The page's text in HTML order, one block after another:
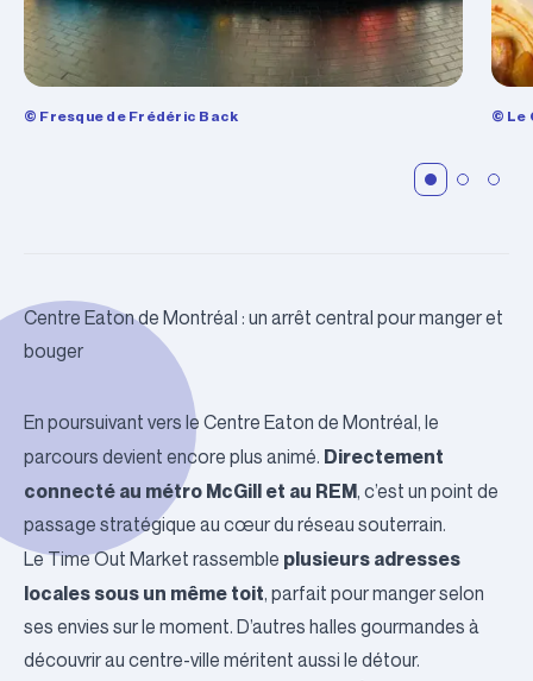
© Fresque de Frédéric Back © Le
Centre Eaton de Montréal : un arrêt central pour manger et
bouger
En poursuivant vers le Centre Eaton de Montréal, le
parcours devient encore plus animé. Directement
connecté au métro McGill et au REM, c’est un point de
passage stratégique au cœur du réseau souterrain.
LeTime Out Market rassemble plusieurs adresses
locales sous un même toit, parfait pour manger selon
ses envies sur le moment. D’autres halles gourmandes à
découvrir au centre-ville méritent aussi le détour.